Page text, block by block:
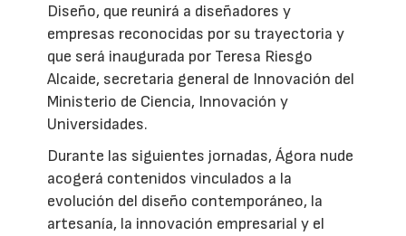
Diseño, que reunirá a diseñadores y
empresas reconocidas por su trayectoria y
que será inaugurada por Teresa Riesgo
Alcaide, secretaria general de Innovación del
Ministerio de Ciencia, Innovación y
Universidades.
Durante las siguientes jornadas, Ágora nude
acogerá contenidos vinculados a la
evolución del diseño contemporáneo, la
artesanía, la innovación empresarial y el